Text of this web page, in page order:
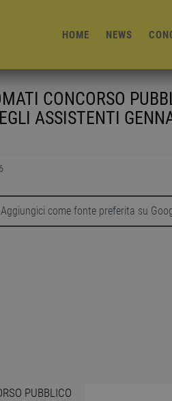
HOME NEWS
CONCORSO
ASSISTENTI
Aggiungici come fonte preferita su
PUBBLICO